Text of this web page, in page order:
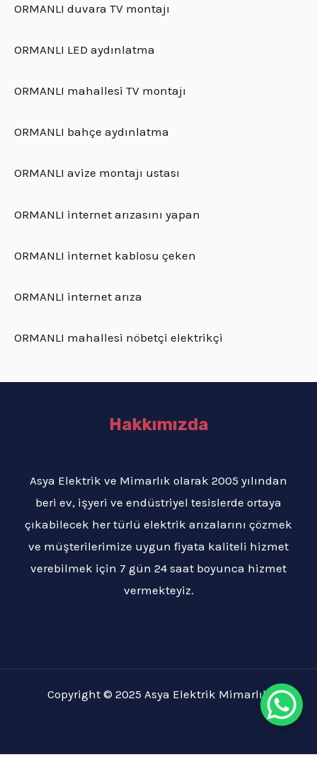
ORMANLI duvara TV montajı
ORMANLI LED aydınlatma
ORMANLI mahallesi TV montajı
ORMANLI bahçe aydınlatma
ORMANLI avize montajı ustası
ORMANLI internet arızasını yapan
ORMANLI internet kablosu çeken
ORMANLI internet arıza
ORMANLI mahallesi nöbetçi elektrikçi
Hakkımızda
Asya Elektrik ve Mimarlık olarak 2005 yılından
beri ev, işyeri ve endüstriyel tesislerde ortaya
çıkabilecek her türlü elektrik arızalarını çözmek
ve müşterilerimize uygun fiyata kaliteli hizmet
verebilmek için 7 gün 24 saat boyunca hizmet
vermekteyiz.
Copyright © 2025 Asya Elektrik Mimarlık